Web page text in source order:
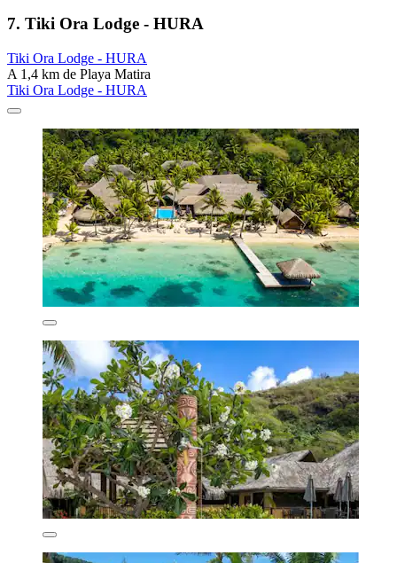
7. Tiki Ora Lodge - HURA
Tiki Ora Lodge - HURA
A 1,4 km de Playa Matira
Tiki Ora Lodge - HURA